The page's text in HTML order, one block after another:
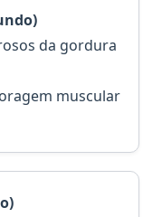
da gordura
muscular